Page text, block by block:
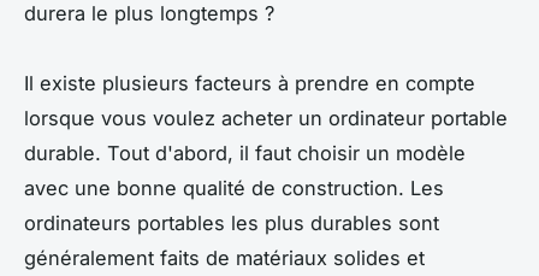
durera le plus longtemps ?
Il existe plusieurs facteurs à prendre en compte
lorsque vous voulez acheter un ordinateur portable
durable. Tout d'abord, il faut choisir un modèle
avec une bonne qualité de construction. Les
ordinateurs portables les plus durables sont
généralement faits de matériaux solides et